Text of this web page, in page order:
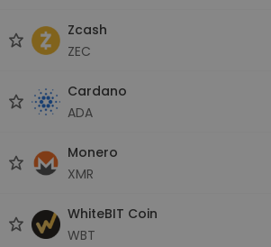
Zcash
ZEC
Cardano
ADA
Monero
XMR
WhiteBIT Coin
WBT